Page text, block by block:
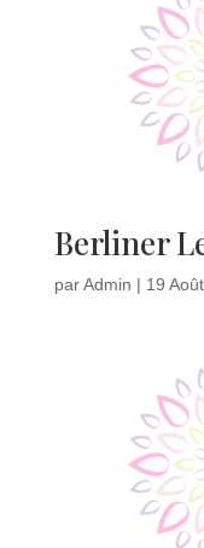
Berliner
parAdmin | 19